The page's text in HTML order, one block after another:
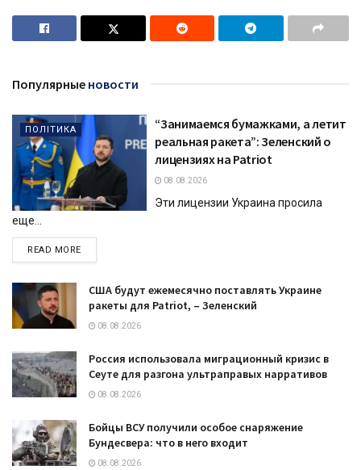
Популярные новости
ПОЛІТИКА
“Занимаемся бумажками, а летит
реальная ракета”: Зеленский о
лицензиях на Patriot
08.08.2026
Эти лицензии Украина просила
еще...
READ MOREDETAILS
США будут ежемесячно поставлять Украине
ракеты для Patriot, – Зеленский
08.08.2026
Россия использовала миграционный кризис в
Сеуте для разгона ультраправых нарративов
08.08.2026
Бойцы ВСУ получили особое снаряжение
Бундесвера: что в него входит
08.08.2026